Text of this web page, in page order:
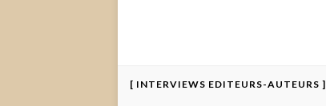
[ INTERVIEWS EDITEURS-AUTEURS ]